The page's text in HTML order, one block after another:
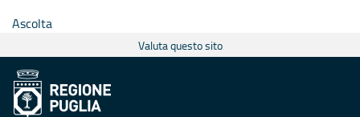
Ascolta
Valuta questo sito